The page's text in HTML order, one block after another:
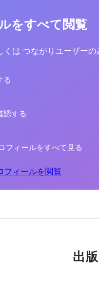
をすべて閲覧
くは つながりユーザー
る
認する
フィールをすべて見る
フィールを閲覧
出